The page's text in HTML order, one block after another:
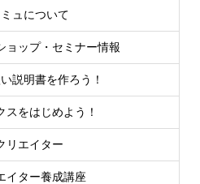
ュについて
ョップ・セミナー情報
説明書を作ろう！
スをはじめよう！
リエイター
イター養成講座